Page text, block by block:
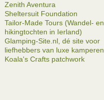
Zenith Aventura
Sheltersuit Foundation
Tailor-Made Tours (Wandel- en
hikingtochten in Ierland)
Glamping-Site.nl, dé site voor
liefhebbers van luxe kamperen
Koala's Crafts patchwork